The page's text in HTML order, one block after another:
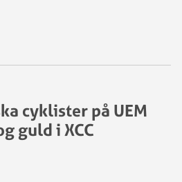
cyklister på UEM
guld i XCC